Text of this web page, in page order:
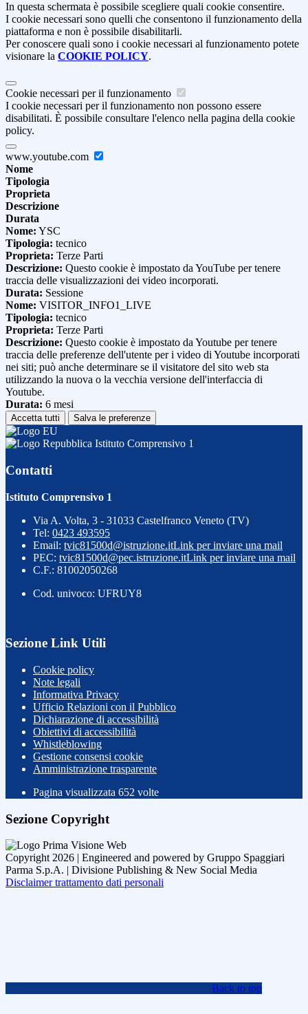
In questa schermata è possibile scegliere quali cookie consentire.
I cookie necessari sono quelli che consentono il funzionamento della
piattaforma e non è possibile disabilitarli.
Per conoscere quali sono i cookie necessari al funzionamento potete
visionare la COOKIE POLICY.
Cookie necessari per il funzionamento
I cookie necessari per il funzionamento non possono essere
disabilitati. È possibile consultare l'elenco nella pagina della cookie
policy.
www.youtube.com
Nome
Tipologia
Proprieta
Descrizione
Durata
Nome: YSC
Tipologia: tecnico
Proprieta: Terze Parti
Descrizione: Questo cookie è impostato da YouTube per tenere
traccia delle visualizzazioni dei video incorporati.
Durata: Sessione
Nome: VISITOR_INFO1_LIVE
Tipologia: tecnico
Proprieta: Terze Parti
Descrizione: Questo cookie è impostato da Youtube per tenere
traccia delle preferenze dell'utente per i video di Youtube incorporati
nei siti; può anche determinare se il visitatore del sito web sta
utilizzando la nuova o la vecchia versione dell'interfaccia di
Youtube.
Durata: 6 mesi
Accetta tutti Salva le preferenze
Istituto Comprensivo 1
Contatti
Istituto Comprensivo 1
Via A. Volta, 3 - 31033 Castelfranco Veneto (TV)
Tel: 0423 493595
Email: tvic81500d@istruzione.itLink per inviare una mail
PEC: tvic81500d@pec.istruzione.itLink per inviare una mail
C.F.: 81002050268
Cod. univoco: UFRUY8
Sezione Link Utili
Cookie policy
Note legali
Informativa Privacy
Ufficio Relazioni con il Pubblico
Dichiarazione di accessibilità
Obiettivi di accessibilità
Whistleblowing
Gestione consensi cookie
Amministrazione trasparente
Pagina visualizzata 652 volte
Sezione Copyright
Copyright 2026 | Engineered and powered by Gruppo Spaggiari
Parma S.p.A. | Divisione Publishing & New Social Media
Disclaimer trattamento dati personali
Back to top